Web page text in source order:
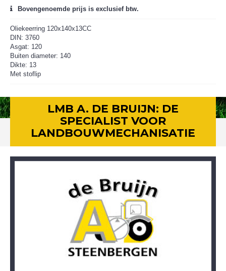
Bovengenoemde prijs is exclusief btw.
Oliekeerring 120x140x13CC
DIN: 3760
Asgat: 120
Buiten diameter: 140
Dikte: 13
Met stoflip
LMB A. DE BRUIJN: DE
SPECIALIST VOOR
LANDBOUWMECHANISATIE